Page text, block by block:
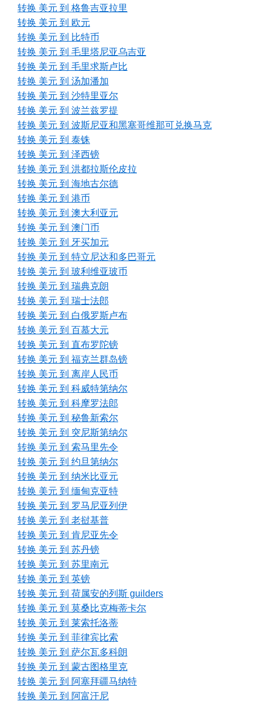
转换 美元 到 格鲁吉亚拉里
转换 美元 到 欧元
转换 美元 到 比特币
转换 美元 到 毛里塔尼亚乌吉亚
转换 美元 到 毛里求斯卢比
转换 美元 到 汤加潘加
转换 美元 到 沙特里亚尔
转换 美元 到 波兰兹罗提
转换 美元 到 波斯尼亚和黑塞哥维那可兑换马克
转换 美元 到 泰铢
转换 美元 到 泽西镑
转换 美元 到 洪都拉斯伦皮拉
转换 美元 到 海地古尔德
转换 美元 到 港币
转换 美元 到 澳大利亚元
转换 美元 到 澳门币
转换 美元 到 牙买加元
转换 美元 到 特立尼达和多巴哥元
转换 美元 到 玻利维亚玻币
转换 美元 到 瑞典克朗
转换 美元 到 瑞士法郎
转换 美元 到 白俄罗斯卢布
转换 美元 到 百慕大元
转换 美元 到 直布罗陀镑
转换 美元 到 福克兰群岛镑
转换 美元 到 离岸人民币
转换 美元 到 科威特第纳尔
转换 美元 到 科摩罗法郎
转换 美元 到 秘鲁新索尔
转换 美元 到 突尼斯第纳尔
转换 美元 到 索马里先令
转换 美元 到 约旦第纳尔
转换 美元 到 纳米比亚元
转换 美元 到 缅甸克亚特
转换 美元 到 罗马尼亚列伊
转换 美元 到 老挝基普
转换 美元 到 肯尼亚先令
转换 美元 到 苏丹镑
转换 美元 到 苏里南元
转换 美元 到 英镑
转换 美元 到 荷属安的列斯 guilders
转换 美元 到 莫桑比克梅蒂卡尔
转换 美元 到 莱索托洛蒂
转换 美元 到 菲律宾比索
转换 美元 到 萨尔瓦多科朗
转换 美元 到 蒙古图格里克
转换 美元 到 阿塞拜疆马纳特
转换 美元 到 阿富汗尼